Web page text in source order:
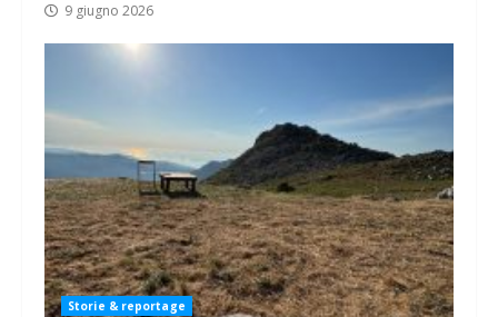
9 giugno 2026
Storie & reportage